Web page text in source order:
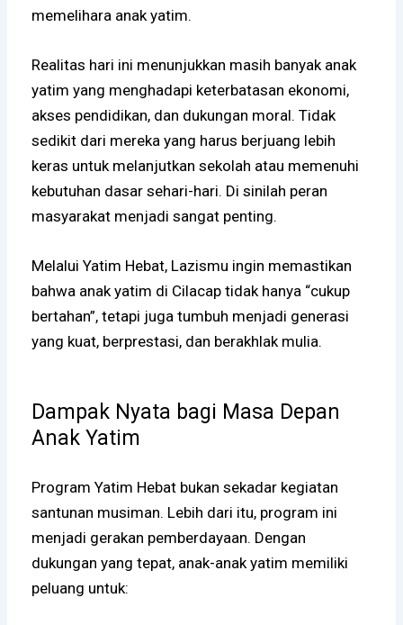
memelihara anak yatim.
Realitas hari ini menunjukkan masih banyak anak
yatim yang menghadapi keterbatasan ekonomi,
akses pendidikan, dan dukungan moral. Tidak
sedikit dari mereka yang harus berjuang lebih
keras untuk melanjutkan sekolah atau memenuhi
kebutuhan dasar sehari-hari. Di sinilah peran
masyarakat menjadi sangat penting.
Melalui Yatim Hebat, Lazismu ingin memastikan
bahwa anak yatim di Cilacap tidak hanya “cukup
bertahan”, tetapi juga tumbuh menjadi generasi
yang kuat, berprestasi, dan berakhlak mulia.
Dampak Nyata bagi Masa Depan
Anak Yatim
Program Yatim Hebat bukan sekadar kegiatan
santunan musiman. Lebih dari itu, program ini
menjadi gerakan pemberdayaan. Dengan
dukungan yang tepat, anak-anak yatim memiliki
peluang untuk: